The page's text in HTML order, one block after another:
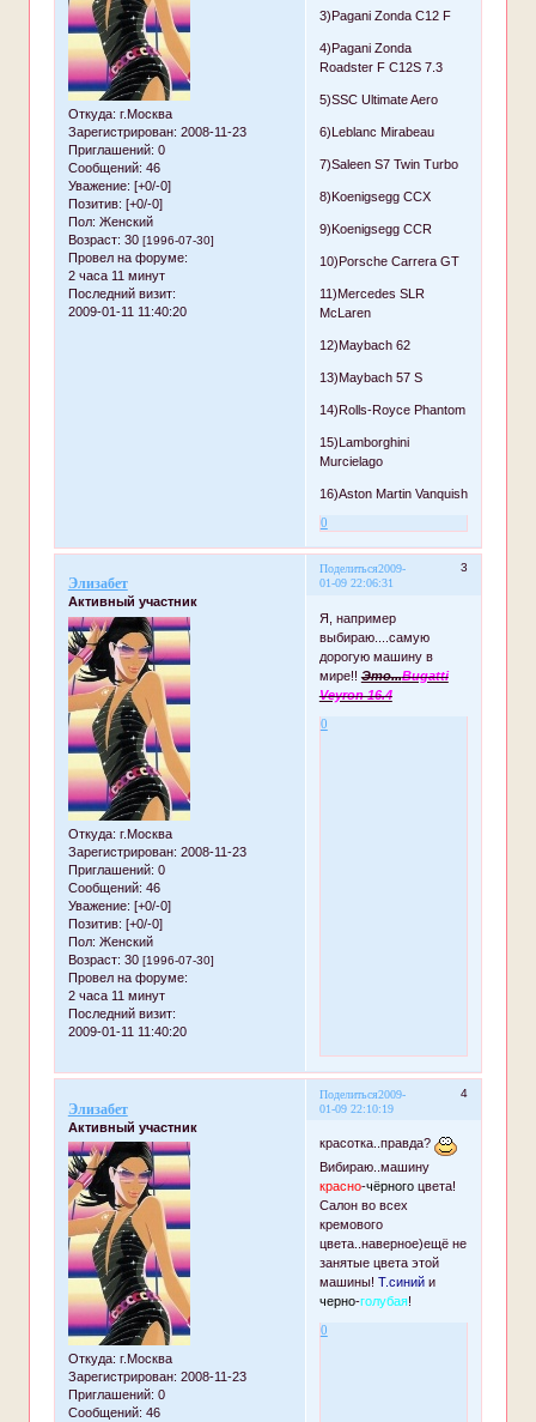
Откуда: г.Москва
Зарегистрирован: 2008-11-23
Приглашений: 0
Сообщений: 46
Уважение: [+0/-0]
Позитив: [+0/-0]
Пол: Женский
Возраст: 30 [1996-07-30]
Провел на форуме:
2 часа 11 минут
Последний визит:
2009-01-11 11:40:20
3)Pagani Zonda C12 F
4)Pagani Zonda
Roadster F C12S 7.3
5)SSC Ultimate Aero
6)Leblanc Mirabeau
7)Saleen S7 Twin Turbo
8)Koenigsegg CCX
9)Koenigsegg CCR
10)Porsche Carrera GT
11)Mercedes SLR
McLaren
12)Maybach 62
13)Maybach 57 S
14)Rolls-Royce Phantom
15)Lamborghini
Murcielago
16)Aston Martin Vanquish
0
Поделиться 3
2009-
01-09 22:06:31
Элизабет
Активный участник
Откуда: г.Москва
Зарегистрирован: 2008-11-23
Приглашений: 0
Сообщений: 46
Уважение: [+0/-0]
Позитив: [+0/-0]
Пол: Женский
Возраст: 30 [1996-07-30]
Провел на форуме:
2 часа 11 минут
Последний визит:
2009-01-11 11:40:20
Я, например
выбираю....самую
дорогую машину в
мире!!Это...Bugatti
Veyron 16.4
0
Поделиться 4
2009-
01-09 22:10:19
Элизабет
Активный участник
Откуда: г.Москва
Зарегистрирован: 2008-11-23
Приглашений: 0
Сообщений: 46
красотка..правда?
Вибираю..машину
красно-чёрного цвета!
Салон во всех
кремового
цвета..наверное)ещё не
занятые цвета этой
машины! Т.синий и
черно-голубая!
0